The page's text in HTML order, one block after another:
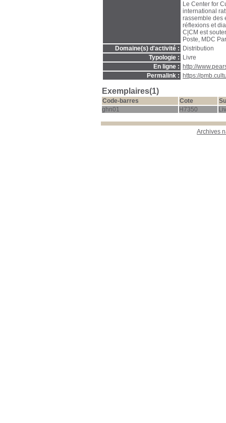
Le Center for
international
rassemble des
réflexions et
C|CM est
Poste, MDC
Domaine(s) d'activité :
Distribution
Typologie :
Livre
En ligne :
http://
Permalink :
https://
Exemplaires(1)
Code-barres Cote
ghn01
H7350
Archives